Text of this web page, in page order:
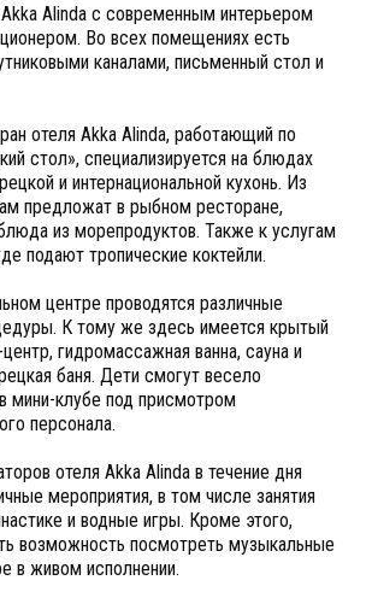
Alinda с современным интерьером
Во всех помещениях есть
каналами, письменный стол и
отеля Akka Alinda, работающий по
стол», специализируется на блюдах
и интернациональной кухонь. Из
предложат в рыбном ресторане,
из морепродуктов. Также к услугам
подают тропические коктейли.
центре проводятся различные
К тому же здесь имеется крытый
гидромассажная ванна, сауна и
баня. Дети смогут весело
мини-клубе под присмотром
персонала.
отеля Akka Alinda в течение дня
мероприятия, в том числе занятия
и водные игры. Кроме этого,
возможность посмотреть музыкальные
в живом исполнении.